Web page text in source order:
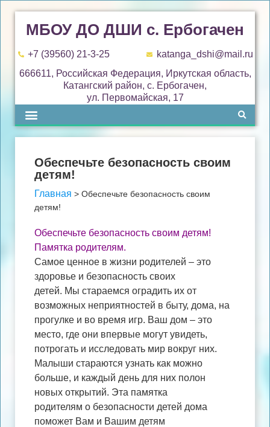
МБОУ ДО ДШИ с. Ербогачен
+7 (39560) 21-3-25
katanga_dshi@mail.ru
666611, Российская Федерация, Иркутская область,
Катангский район, с. Ербогачен,
ул. Первомайская, 17
Обеспечьте безопасность своим
детям!
Главная > Обеспечьте безопасность своим
детям!
Обеспечьте безопасность своим детям!
Памятка родителям.
Самое ценное в жизни родителей – это
здоровье и безопасность своих
детей. Мы стараемся оградить их от
возможных неприятностей в быту, дома, на
прогулке и во время игр. Ваш дом – это
место, где они впервые могут увидеть,
потрогать и исследовать мир вокруг них.
Малыши стараются узнать как можно
больше, и каждый день для них полон
новых открытий. Эта памятка
родителям о безопасности детей дома
поможет Вам и Вашим детям